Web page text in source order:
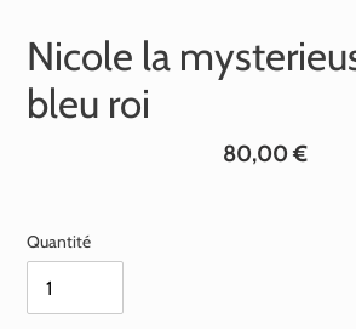
Nicole la
bleu roi
Prix
80,00 €
Quantité